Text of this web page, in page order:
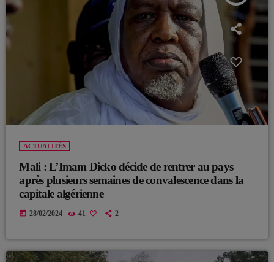
ACTUALITÉS
Mali : L’Imam Dicko décide de rentrer au pays
après plusieurs semaines de convalescence dans la
capitale algérienne
today 28/02/2024 41 2